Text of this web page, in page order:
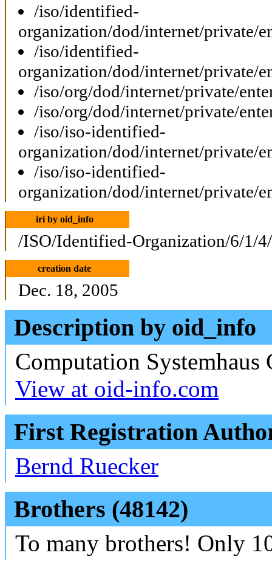
/iso/identified-
organization/dod/internet/private/
/iso/identified-
organization/dod/internet/private/
/iso/org/dod/internet/private/
/iso/org/dod/internet/private/
/iso/iso-identified-
organization/dod/internet/private/
/iso/iso-identified-
organization/dod/internet/private/
iri by oid_info
/ISO/Identified-Organization/6/1/
creation date
Dec. 18, 2005
Description by oid_info
Computation Systemhaus
View at oid-info.com
First Registration
Bernd Ruecker
Brothers (48142)
To many brothers! Only